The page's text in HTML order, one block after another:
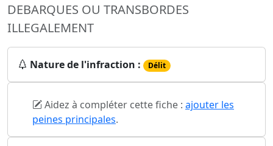
DEBARQUES OU TRANSBORDES
ILLEGALEMENT
Nature de l'infraction : Délit
Aidez à compléter cette fiche : ajouter les
peines principales.